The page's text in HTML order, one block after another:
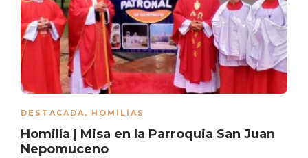
DESTACADA, HOMILÍAS
Homilía | Misa en la Parroquia San Juan
Nepomuceno